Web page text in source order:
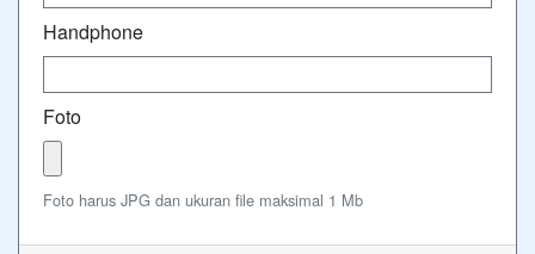
Handphone
Foto
Foto harus JPG dan ukuran file maksimal 1 Mb